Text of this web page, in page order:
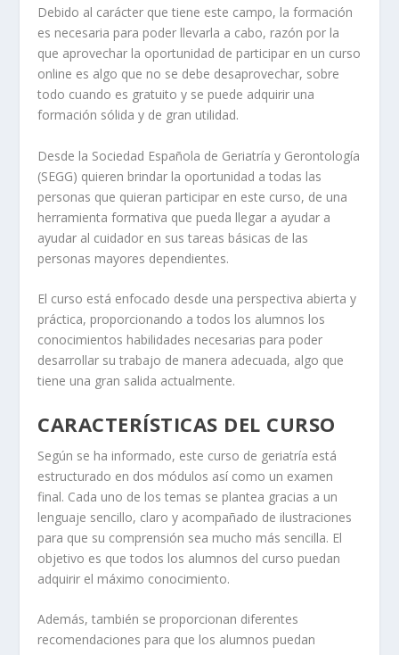
Debido al carácter que tiene este campo, la formación
es necesaria para poder llevarla a cabo, razón por la
que aprovechar la oportunidad de participar en un curso
online es algo que no se debe desaprovechar, sobre
todo cuando es gratuito y se puede adquirir una
formación sólida y de gran utilidad.
Desde la Sociedad Española de Geriatría y Gerontología
(SEGG) quieren brindar la oportunidad a todas las
personas que quieran participar en este curso, de una
herramienta formativa que pueda llegar a ayudar a
ayudar al cuidador en sus tareas básicas de las
personas mayores dependientes.
El curso está enfocado desde una perspectiva abierta y
práctica, proporcionando a todos los alumnos los
conocimientos habilidades necesarias para poder
desarrollar su trabajo de manera adecuada, algo que
tiene una gran salida actualmente.
CARACTERÍSTICAS DEL CURSO
Según se ha informado, este curso de geriatría está
estructurado en dos módulos así como un examen
final. Cada uno de los temas se plantea gracias a un
lenguaje sencillo, claro y acompañado de ilustraciones
para que su comprensión sea mucho más sencilla. El
objetivo es que todos los alumnos del curso puedan
adquirir el máximo conocimiento.
Además, también se proporcionan diferentes
recomendaciones para que los alumnos puedan